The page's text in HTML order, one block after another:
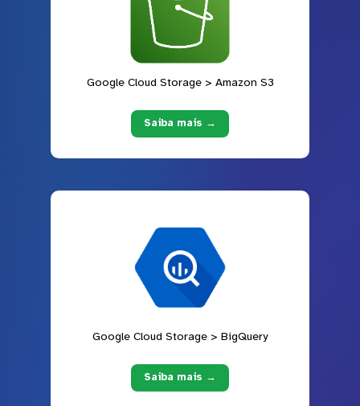
Google Cloud Storage > Amazon S3
Saiba mais →
Google Cloud Storage > BigQuery
Saiba mais →